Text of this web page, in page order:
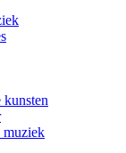
kunsten
muziek